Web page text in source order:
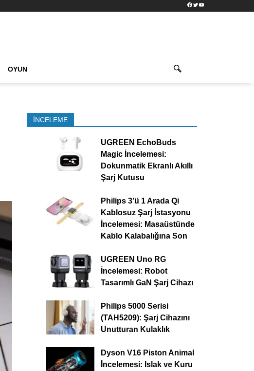
Facebook
TwitterYouTube
OYUN
İNCELEME
UGREEN EchoBuds
Magic İncelemesi:
Dokunmatik Ekranlı Akıllı
Şarj Kutusu
Philips 3’ü 1 Arada Qi
Kablosuz Şarj İstasyonu
İncelemesi: Masaüstünde
Kablo Kalabalığına Son
UGREEN Uno RG
İncelemesi: Robot
Tasarımlı GaN Şarj Cihazı
Philips 5000 Serisi
(TAH5209): Şarj Cihazını
Unutturan Kulaklık
Dyson V16 Piston Animal
İncelemesi: Islak ve Kuru